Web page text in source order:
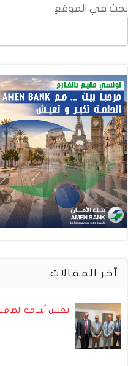
بحث في الموقع
آخر المقالات
تعيين أسامة